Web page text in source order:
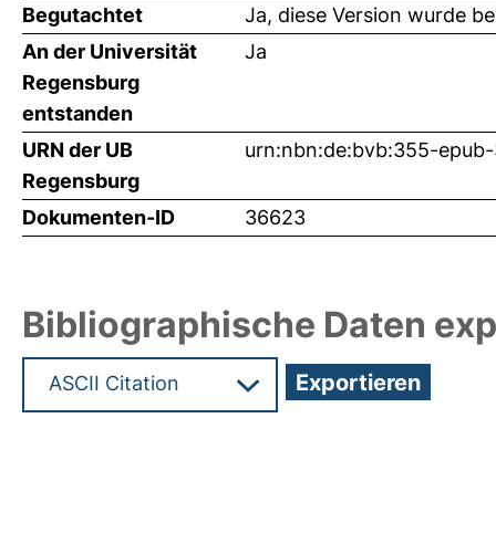
Begutachtet
Ja, diese Version wurde
An der Universität
Regensburg
entstanden
Ja
URN der UB
Regensburg
urn:nbn:de:bvb:355-
Dokumenten-ID 36623
Bibliographische Daten